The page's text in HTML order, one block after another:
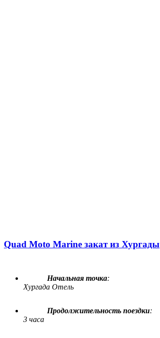
Quad Moto Marine закат из Хургады
Начальная точка:
Хургада Отель
Продолжительность поездки:
3 часа